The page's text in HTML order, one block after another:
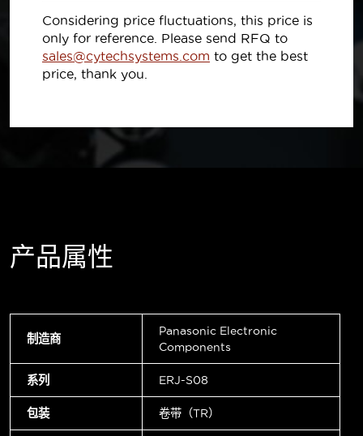
Considering price fluctuations, this price is
only for reference. Please send RFQ to
sales@cytechsystems.com to get the best
price, thank you.
产品属性
制造商
Panasonic Electronic
Components
系列 ERJ-S08
包装 卷带（TR）